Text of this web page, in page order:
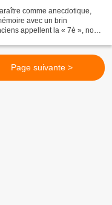
comme anecdotique,
avec un brin
appellent la « 7è », notre
Page suivante >